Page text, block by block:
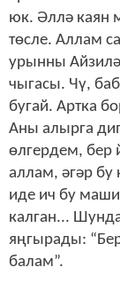
юк. Әллә каян
төсле. Аллам
урынны
чыгасы. Чү,
бугай. Артка
Аны алырга
өлгердем, бер
аллам, әгәр бу
иде ич бу
калган...
яңгырады:
балам”.